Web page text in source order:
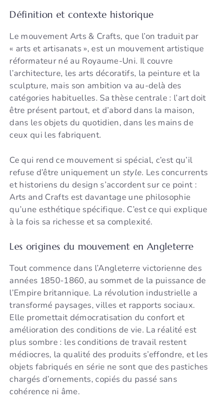
Définition et contexte historique
Le mouvement Arts & Crafts, que l’on traduit par
« arts et artisanats », est un mouvement artistique
réformateur né au Royaume-Uni. Il couvre
l’architecture, les arts décoratifs, la peinture et la
sculpture, mais son ambition va au-delà des
catégories habituelles. Sa thèse centrale : l’art doit
être présent partout, et d’abord dans la maison,
dans les objets du quotidien, dans les mains de
ceux qui les fabriquent.
Ce qui rend ce mouvement si spécial, c’est qu’il
refuse d’être uniquement un style. Les concurrents
et historiens du design s’accordent sur ce point :
Arts and Crafts est davantage une philosophie
qu’une esthétique spécifique. C’est ce qui explique
à la fois sa richesse et sa complexité.
Les origines du mouvement en Angleterre
Tout commence dans l’Angleterre victorienne des
années 1850-1860, au sommet de la puissance de
l’Empire britannique. La révolution industrielle a
transformé paysages, villes et rapports sociaux.
Elle promettait démocratisation du confort et
amélioration des conditions de vie. La réalité est
plus sombre : les conditions de travail restent
médiocres, la qualité des produits s’effondre, et les
objets fabriqués en série ne sont que des pastiches
chargés d’ornements, copiés du passé sans
cohérence ni âme.